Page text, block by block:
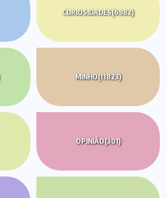
CURIOSIDADES(6982)
MINHO(11823)
OPINIÃO(301)